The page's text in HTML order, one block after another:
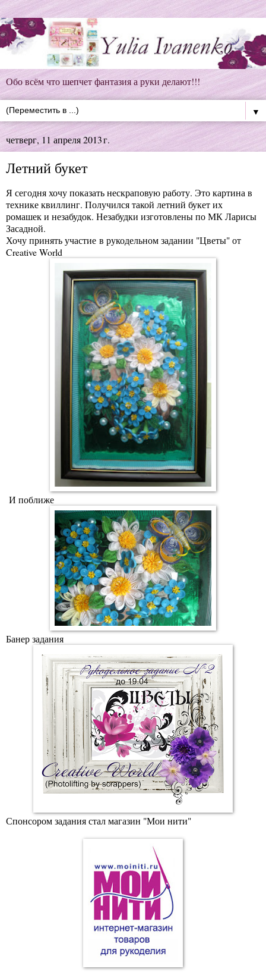
Обо всём что шепчет фантазия а руки делают!!!
▼
четверг, 11 апреля 2013 г.
Летний букет
Я сегодня хочу показать нескраповую работу. Это картина в
технике квиллинг. Получился такой летний букет их
ромашек и незабудок. Незабудки изготовлены поМК Ларисы
Засадной.
Хочу принять участие в рукодельном задании "Цветы" от
Creative World
И поближе
Банер задания
Спонсором задания стал магазин "Мои нити"